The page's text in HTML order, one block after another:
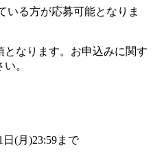
いる方が応募可能となりま
なります。お申込みに関す
。
日(月)23:59まで